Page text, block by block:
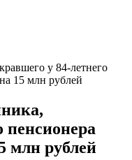
у 84‑летнего
15 млн рублей
пенсионера
млн рублей